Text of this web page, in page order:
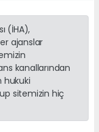
(İHA),
ajanslar
kanallarından
hukuki
sitemizin hiç